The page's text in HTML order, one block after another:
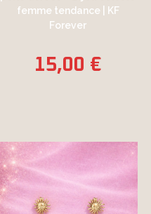
femme tendance | KF
Forever
15,00 €